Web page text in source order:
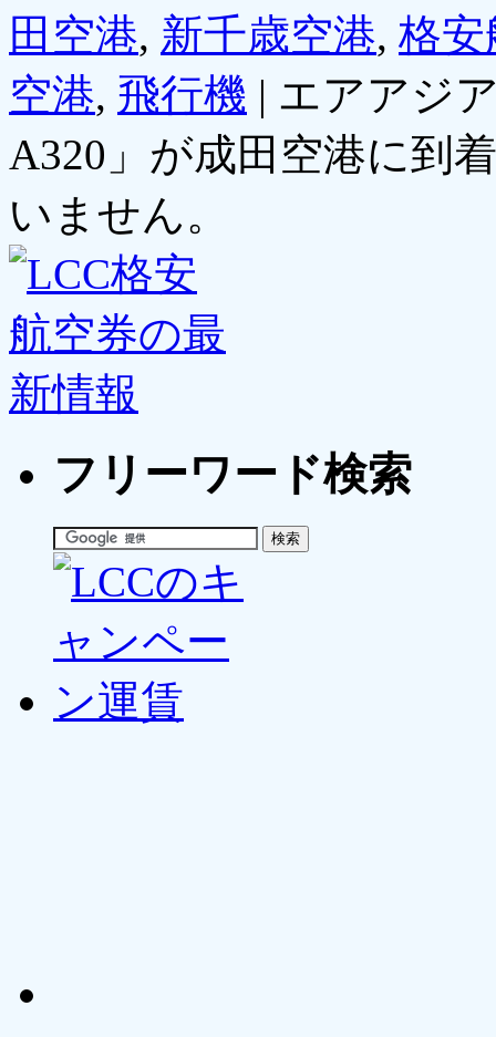
田空港, 新千歳空港, 格安
空港, 飛行機 | エアアジ
A320」が成田空港に到
いません。
フリーワード検索